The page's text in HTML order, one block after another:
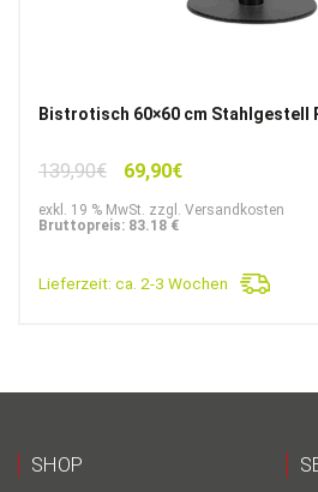
Bistrotisch 60×60 cm Stahlgestell
139,90€
Ursprünglicher
war:
69,90€Aktueller
ist:
exkl. 19 % MwSt. zzgl. Versandkosten
Bruttopreis: 83.18 €
Lieferzeit: ca. 2-3 Wochen
SHOP